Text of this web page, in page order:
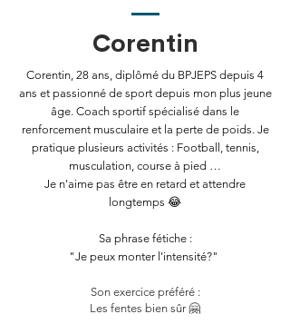
Corentin
Corentin, 28 ans, diplômé du BPJEPS depuis 4
ans et passionné de sport depuis mon plus jeune
âge. Coach sportif spécialisé dans le
renforcement musculaire et la perte de poids. Je
pratique plusieurs activités : Football, tennis,
musculation, course à pied …
Je n'aime pas être en retard et attendre
longtemps 😂
Sa phrase fétiche :
"Je peux monter l'intensité?"
Son exercice préféré :
Les fentes bien sûr 🤗